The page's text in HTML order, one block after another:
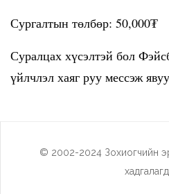
Сургалтын төлбөр: 50,000₮
Суралцах хүсэлтэй бол
үйлчлэл хаяг руу мессэж
© 2002-2024 Зохиогчийн